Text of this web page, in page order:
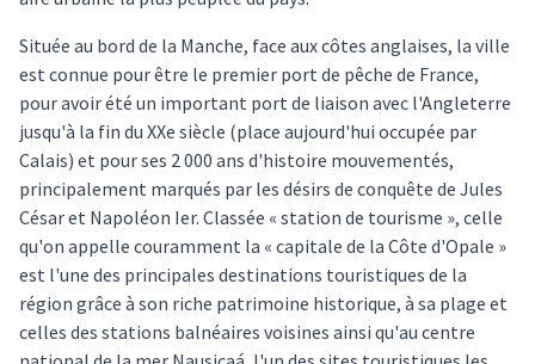
Située au bord de la Manche, face aux côtes anglaises, la ville
est connue pour être le premier port de pêche de France,
pour avoir été un important port de liaison avec l'Angleterre
jusqu'à la fin du XXe siècle (place aujourd'hui occupée par
Calais) et pour ses 2 000 ans d'histoire mouvementés,
principalement marqués par les désirs de conquête de Jules
César et Napoléon Ier. Classée « station de tourisme », celle
qu'on appelle couramment la « capitale de la Côte d'Opale »
est l'une des principales destinations touristiques de la
région grâce à son riche patrimoine historique, à sa plage et
celles des stations balnéaires voisines ainsi qu'au centre